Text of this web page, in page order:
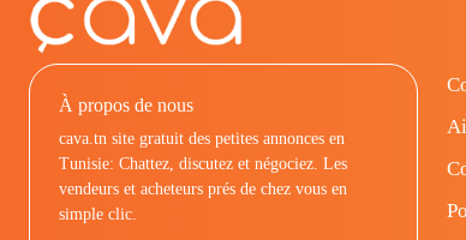
À propos de nous
cava.tn site gratuit des petites annonces en
Tunisie: Chattez, discutez et négociez. Les
vendeurs et acheteurs prés de chez vous en
simple clic.